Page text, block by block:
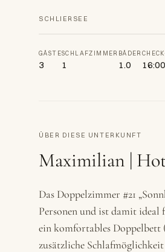
SCHLIERSEE
GÄSTE
3
SCHLAFZIMMER
1
BÄDER
1.0 16:00
ÜBER DIESE UNTERKUNFT
Maximilian |
Das Doppelzimmer #21
Personen und ist damit ideal
ein komfortables Doppelbett
zusätzliche